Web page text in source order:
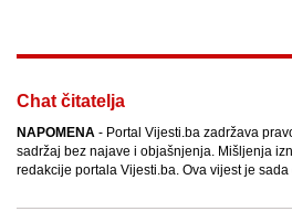
Chat čitatelja
NAPOMENA - Portal Vijesti.ba zadržava
sadržaj bez najave i objašnjenja. Mišljenja
redakcije portala Vijesti.ba. Ova vijest je